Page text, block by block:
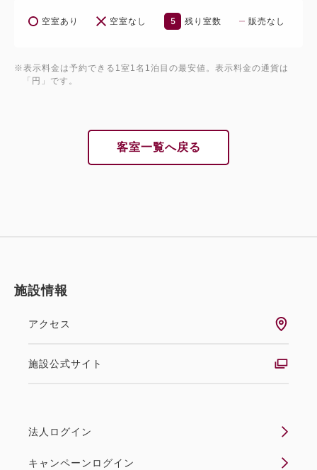
空室あり 空室なし 5 残り室数 販売なし
※表示料金は予約できる1室1名1泊目の最安値。表示料金の通貨は
「円」です。
客室一覧へ戻る
施設情報
アクセス
施設公式サイト
法人ログイン
キャンペーンログイン